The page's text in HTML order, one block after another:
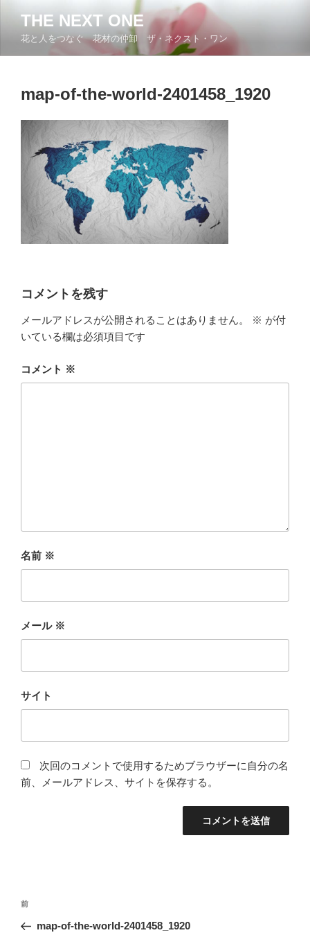
ン
THE NEXT ONE
花と人をつなぐ 花材の仲卸 ザ・ネクスト・ワン
map-of-the-world-2401458_1920
コメントを残す
メールアドレスが公開されることはありません。 ※ が付
いている欄は必須項目です
コメント ※
名前 ※
メール ※
サイト
次回のコメントで使用するためブラウザーに自分の名
前、メールアドレス、サイトを保存する。
投
ナ
前
の
前
map-of-the-world-2401458_1920